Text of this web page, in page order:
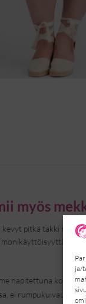
ja/
myös
pitkä takki
napitettuna kokoon
ei rumpukuivausta,